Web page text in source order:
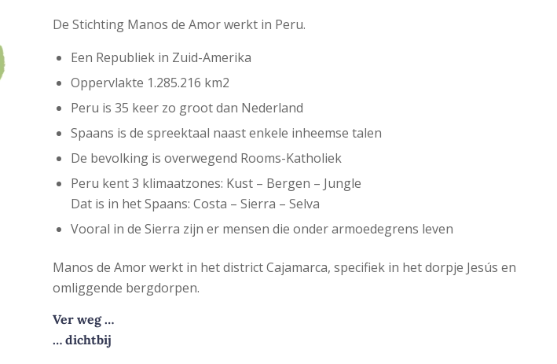
De Stichting Manos de Amor werkt in Peru.
Een Republiek in Zuid-Amerika
Oppervlakte 1.285.216 km2
Peru is 35 keer zo groot dan Nederland
Spaans is de spreektaal naast enkele inheemse talen
De bevolking is overwegend Rooms-Katholiek
Peru kent 3 klimaatzones: Kust – Bergen – Jungle
Dat is in het Spaans: Costa – Sierra – Selva
Vooral in de Sierra zijn er mensen die onder armoedegrens leven
Manos de Amor werkt in het district Cajamarca, specifiek in het dorpje Jesús en
omliggende bergdorpen.
Ver weg …
… dichtbij